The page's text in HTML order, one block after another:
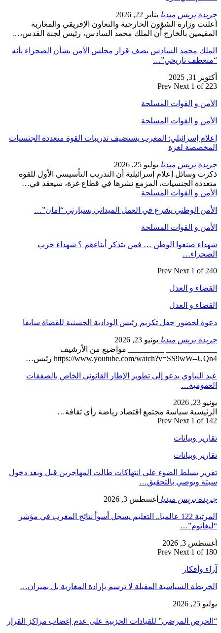
جريدة بريس ميديا يناير 22, 2026
أعلنت وزارة الشؤون الخارجية والتعاون الإفريقي والمغاربة
المقيمين بالخارج أن الملك محمد السادس، رئيس لجنة القدس،…
الملك محمد السادس يصف قرار مجلس الأمن بشأن الصحراء بأنه
“منعطف تاريخي”…
أكتوبر 31, 2025
Prev Next 1 of 223
الأمن و القوات المسلحة
الأمن و القوات المسلحة
إعلام إسرائيلي: المغرب يستضيف تدريبات القوة متعددة الجنسيات
المخصصة لغزة
جريدة بريس ميديا يوليو 25, 2026
ذكرت وسائل إعلام إسرائيلية أن التدريب التأسيسي الأول للقوة
متعددة الجنسيات، المزمع نشرها في قطاع غزة، سيعقد في…
الأمن و القوات المسلحة
الأمن الوطني يشرع في العمل الميداني بسيارتي “أمان”…
الأمن و القوات المسلحة
شهداء صنعوا الوطن … فمن يتذكر أبناءهم ؟ شهداء حرب
الصحراء…
Prev Next 1 of 240
القضاء و العدل
القضاء و العدل
دعوة لحضور حفل تكريم رئيس الودادية الحسنية للقضاة سابقا
جريدة بريس ميديا يونيو 23, 2026
_____________ _________ مواضيع من الأرشيف
https://www.youtube.com/watch?v=SS9wW--UQn4 رئيس…
عبد النباوي يدعو إلى تطوير الإطار القانوني الخاص بالصفقات
العمومية…
يونيو 23, 2026
الرئيسية سياسة مجتمع اقتصاد رياضة رأي ثقافة…
Prev Next 1 of 142
تقارير وبيانات
تقارير وبيانات
تقرير يسلط الضوء على انتهاكات طالت المهاجرين قبل وبعد دخول
سبتة ويوصي بالتحقيق…
جريدة بريس ميديا أغسطس 3, 2026
المرتبة 122 عالميا.. التعليم يسجل أسوأ نتائج المغرب في مؤشر
“ليغاتوم”…
أغسطس 3, 2026
Prev Next 1 of 180
آراء وأفكار
الخريطة السياسية المقبلة لا ترسم بإرادة المغاربة بل بميزان…
يوليو 25, 2026
“الحرص المرضي” للقيادات الحزبية على عدم إغضاب مراكز القرار